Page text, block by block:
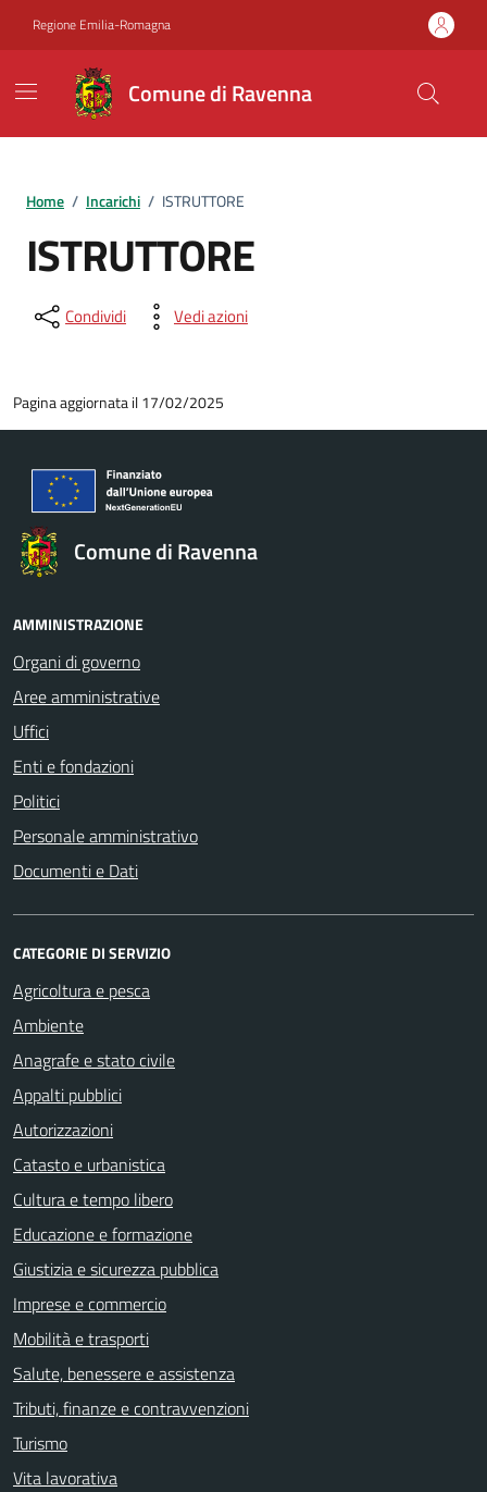
Regione Emilia-Romagna
Comune di Ravenna
Home / Incarichi / ISTRUTTORE
ISTRUTTORE
Condividi Vedi azioni
Pagina aggiornata il 17/02/2025
Comune di Ravenna
AMMINISTRAZIONE
Organi di governo
Aree amministrative
Uffici
Enti e fondazioni
Politici
Personale amministrativo
Documenti e Dati
CATEGORIE DI SERVIZIO
Agricoltura e pesca
Ambiente
Anagrafe e stato civile
Appalti pubblici
Autorizzazioni
Catasto e urbanistica
Cultura e tempo libero
Educazione e formazione
Giustizia e sicurezza pubblica
Imprese e commercio
Mobilità e trasporti
Salute, benessere e assistenza
Tributi, finanze e contravvenzioni
Turismo
Vita lavorativa